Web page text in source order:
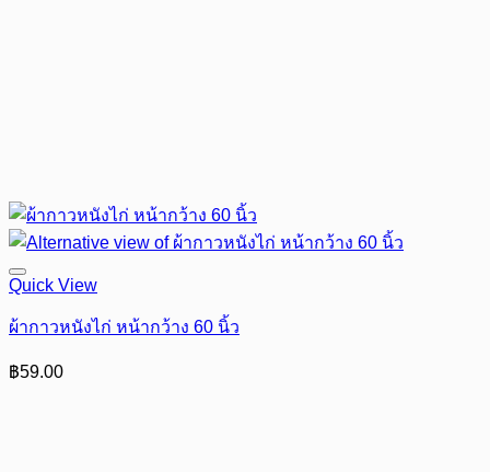
Quick View
ผ้ากาวหนังไก่ หน้ากว้าง 60 นิ้ว
฿59.00